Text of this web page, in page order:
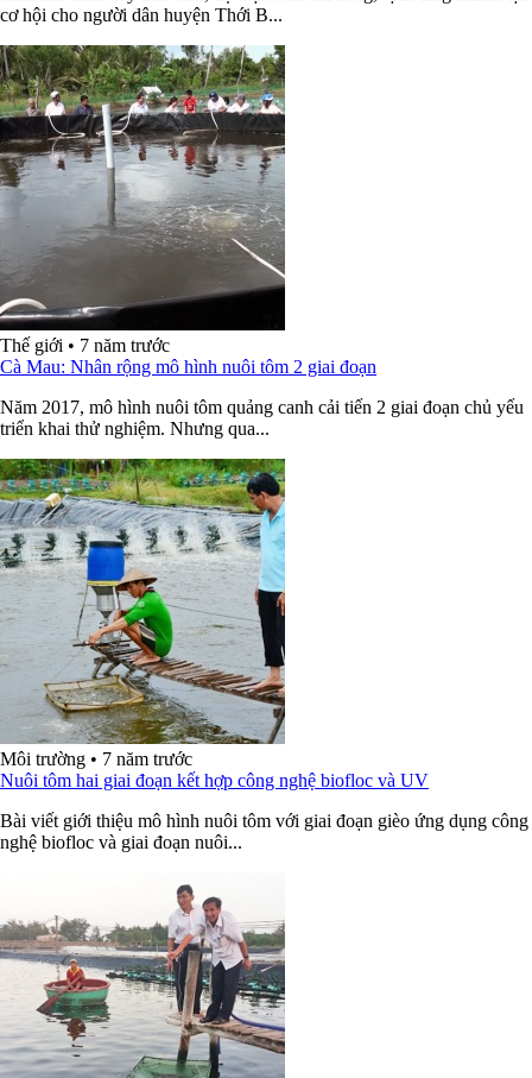
cơ hội cho người dân huyện Thới B...
Thế giới • 7 năm trước
Cà Mau: Nhân rộng mô hình nuôi tôm 2 giai đoạn
Năm 2017, mô hình nuôi tôm quảng canh cải tiến 2 giai đoạn chủ yếu
triển khai thử nghiệm. Nhưng qua...
Môi trường • 7 năm trước
Nuôi tôm hai giai đoạn kết hợp công nghệ biofloc và UV
Bài viết giới thiệu mô hình nuôi tôm với giai đoạn gièo ứng dụng công
nghệ biofloc và giai đoạn nuôi...